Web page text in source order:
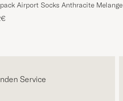
Airport Socks Anthracite Melange
Service